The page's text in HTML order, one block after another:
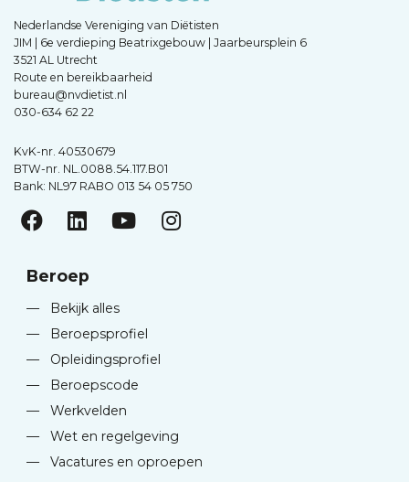
Nederlandse Vereniging van Diëtisten
JIM | 6e verdieping Beatrixgebouw | Jaarbeursplein 6
3521 AL Utrecht
Route en bereikbaarheid
bureau@nvdietist.nl
030-634 62 22
KvK-nr. 40530679
BTW-nr. NL.0088.54.117.B01
Bank: NL97 RABO 013 54 05 750
Beroep
—
Bekijk alles
—
Beroepsprofiel
—
Opleidingsprofiel
—
Beroepscode
—
Werkvelden
—
Wet en regelgeving
—
Vacatures en oproepen